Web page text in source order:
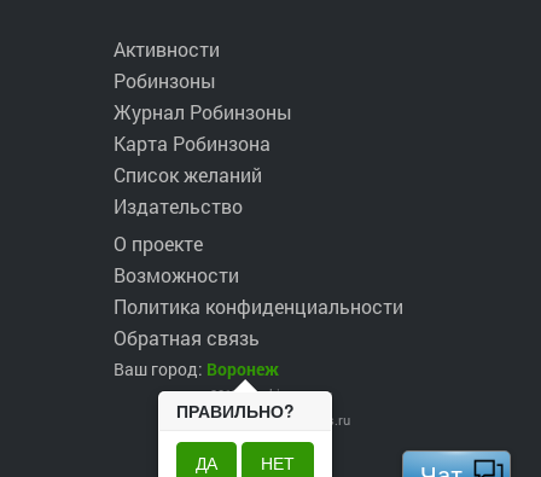
Активности
Робинзоны
Журнал Робинзоны
Карта Робинзона
Список желаний
Издательство
О проекте
Возможности
Политика конфиденциальности
Обратная связь
Ваш город: Воронеж
ПРАВИЛЬНО?
ДА НЕТ
2017 ©robinzons.ru
robinzons@robinzons.ru